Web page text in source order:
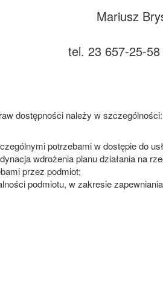
Mariusz
tel. 23 657-25-
dostępności należy w szczególności:
potrzebami w dostępie do
wdrożenia planu działania na
przez podmiot;
podmiotu, w zakresie